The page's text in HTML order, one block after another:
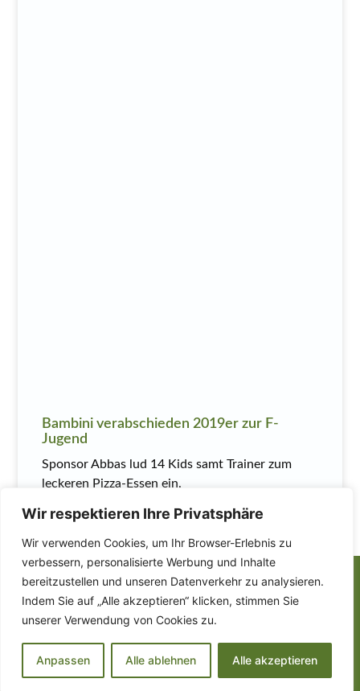
Wir respektieren Ihre Privatsphäre
Wir verwenden Cookies, um Ihr Browser-Erlebnis zu
verbessern, personalisierte Werbung und Inhalte
bereitzustellen und unseren Datenverkehr zu analysieren.
Indem Sie auf „Alle akzeptieren“ klicken, stimmen Sie
unserer Verwendung von Cookies zu.
Anpassen Alle ablehnen Alle akzeptieren
Bambini verabschieden 2019er zur F-
Jugend
Sponsor Abbas lud 14 Kids samt Trainer zum
leckeren Pizza-Essen ein.
MEHR LESEN
Finden Sie uns auch
auf: